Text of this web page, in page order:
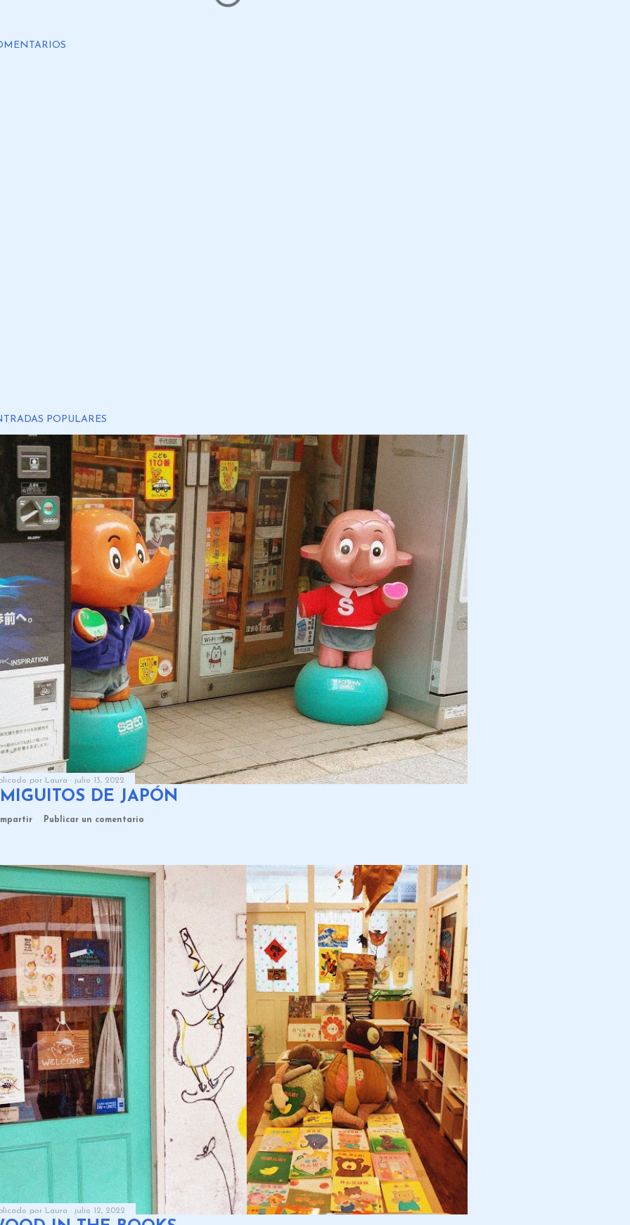
POPULARES
por Laura julio 13, 2022
DE JAPÓN
Publicar un comentario
por Laura julio 12, 2022